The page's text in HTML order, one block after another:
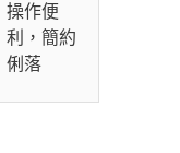
操作便
利，簡約
俐落